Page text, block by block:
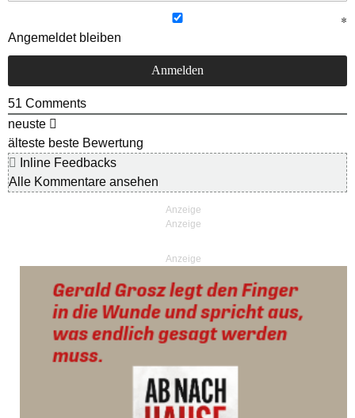
Angemeldet bleiben
51 Comments
neuste
älteste beste Bewertung
Inline Feedbacks
Alle Kommentare ansehen
Anzeige